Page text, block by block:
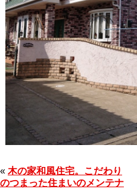
« 木の家和風住宅。こだわり
のつまった住まいのメンテナ